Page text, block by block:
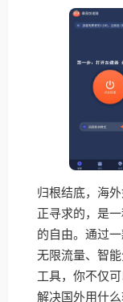
归根结底，海
正寻求的，是
的自由。通过
无限流量、智
工具，你不仅
解决国外用什